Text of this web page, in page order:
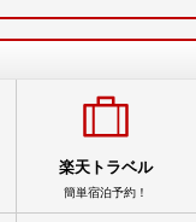
ということですか？
楽天トラベル
簡単宿泊予約！